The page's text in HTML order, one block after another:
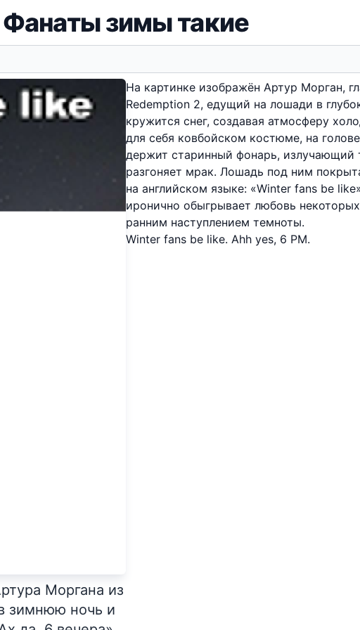
Фанаты зимы такие
Моргана из
зимнюю ночь и
На картинке изображён Артур Морган,
Redemption 2, едущий на лошади в
кружится снег, создавая атмосферу
для себя ковбойском костюме, на
держит старинный фонарь, излучающий
разгоняет мрак. Лошадь под ним
на английском языке: «Winter fans be
иронично обыгрывает любовь
ранним наступлением темноты.
Winter fans be like. Ahh yes, 6 PM.